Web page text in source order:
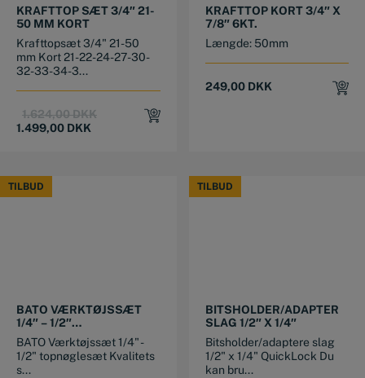
KRAFTTOP SÆT 3/4″ 21-
50 MM KORT
Krafttopsæt 3/4" 21-50
mm Kort 21-22-24-27-30-
32-33-34-3...
1.624,00DKKOriginal
1.499,00 DKK
Current
KRAFTTOP KORT 3/4″ X
7/8″ 6KT.
Længde: 50mm
249,00 DKK
TILBUD
TILBUD
BATO VÆRKTØJSSÆT
1/4″ – 1/2″
TOPNØGLESÆT
BATO Værktøjssæt 1/4" -
1/2" topnøglesæt Kvalitets
s...
TILBUD
TILBUD
BITSHOLDER/ADAPTER
SLAG 1/2″ X 1/4″
Bitsholder/adaptere slag
1/2" x 1/4" QuickLock Du
kan bru...